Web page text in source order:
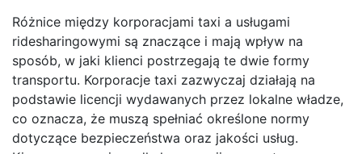
Różnice między korporacjami taxi a usługami
ridesharingowymi są znaczące i mają wpływ na
sposób, w jaki klienci postrzegają te dwie formy
transportu. Korporacje taxi zazwyczaj działają na
podstawie licencji wydawanych przez lokalne władze,
co oznacza, że muszą spełniać określone normy
dotyczące bezpieczeństwa oraz jakości usług.